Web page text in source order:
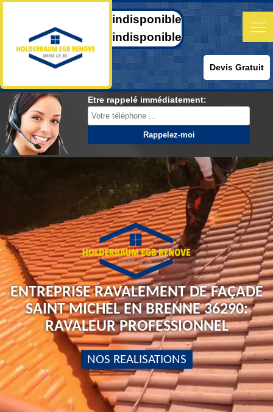
indisponible
indisponible
Devis Gratuit
Etre rappelé immédiatement:
ENTREPRISE RAVALEMENT DE FAÇADE
SAINT MICHEL EN BRENNE 36290:
RAVALEUR PROFESSIONNEL
NOS REALISATIONS